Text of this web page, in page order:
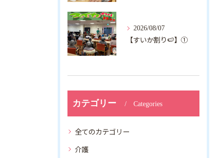
カテゴリー Categories
全てのカテゴリー
介護
2026/08/07
【すいか割り🍉】①